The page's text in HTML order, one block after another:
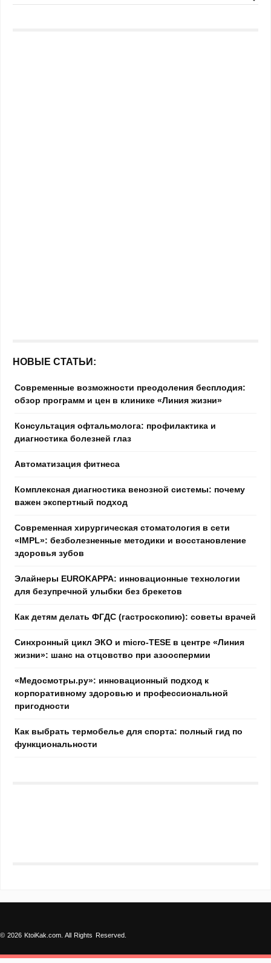
НОВЫЕ СТАТЬИ:
Современные возможности преодоления бесплодия:
обзор программ и цен в клинике «Линия жизни»
Консультация офтальмолога: профилактика и
диагностика болезней глаз
Автоматизация фитнеса
Комплексная диагностика венозной системы: почему
важен экспертный подход
Современная хирургическая стоматология в сети
«IMPL»: безболезненные методики и восстановление
здоровья зубов
Элайнеры EUROKAPPA: инновационные технологии
для безупречной улыбки без брекетов
Как детям делать ФГДС (гастроскопию): советы врачей
Синхронный цикл ЭКО и micro-TESE в центре «Линия
жизни»: шанс на отцовство при азооспермии
«Медосмотры.ру»: инновационный подход к
корпоративному здоровью и профессиональной
пригодности
Как выбрать термобелье для спорта: полный гид по
функциональности
© 2026 KtoiKak.com. All Rights Reserved.